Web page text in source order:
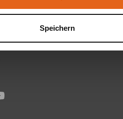
Speichern